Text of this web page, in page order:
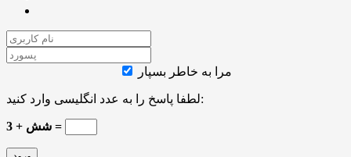
مرا به خاطر بسپار
لطفا پاسخ را به عدد انگلیسی وارد کنید:
3 + شش =